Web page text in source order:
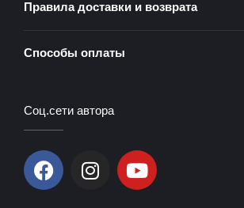
Правила доставки и возврата
Способы оплаты
Соц.сети автора
F
a
I
n
Y
o